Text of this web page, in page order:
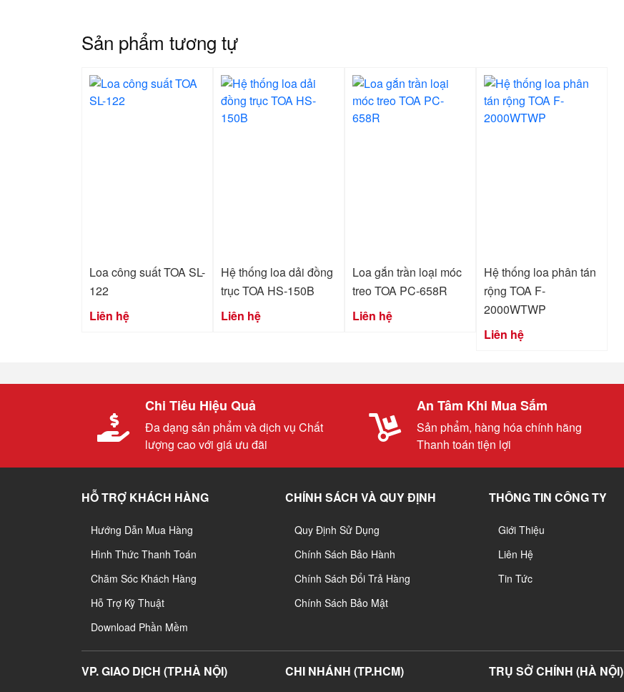
Sản phẩm tương tự
Loa công suất TOA SL-
122
Liên hệ
Hệ thống loa dải đồng
trục TOA HS-150B
Liên hệ
Loa gắn trần loại móc
treo TOA PC-658R
Liên hệ
Hệ thống loa phân tán
rộng TOA F-
2000WTWP
Liên hệ
Chi Tiêu Hiệu Quả
Đa dạng sản phẩm và dịch vụ Chất
lượng cao với giá ưu đãi
An Tâm Khi Mua Sắm
Sản phẩm, hàng hóa chính hãng
Thanh toán tiện lợi
HỖ TRỢ KHÁCH HÀNG
Hướng Dẫn Mua Hàng
Hình Thức Thanh Toán
Chăm Sóc Khách Hàng
Hỗ Trợ Kỹ Thuật
Download Phần Mềm
CHÍNH SÁCH VÀ QUY ĐỊNH
Quy Định Sử Dụng
Chính Sách Bảo Hành
Chính Sách Đổi Trả Hàng
Chính Sách Bảo Mật
THÔNG TIN CÔNG TY
Giới Thiệu
Liên Hệ
Tin Tức
VP. GIAO DỊCH (TP.HÀ NỘI)
CHI NHÁNH (TP.HCM)
TRỤ SỞ CHÍNH (HÀ NỘI)